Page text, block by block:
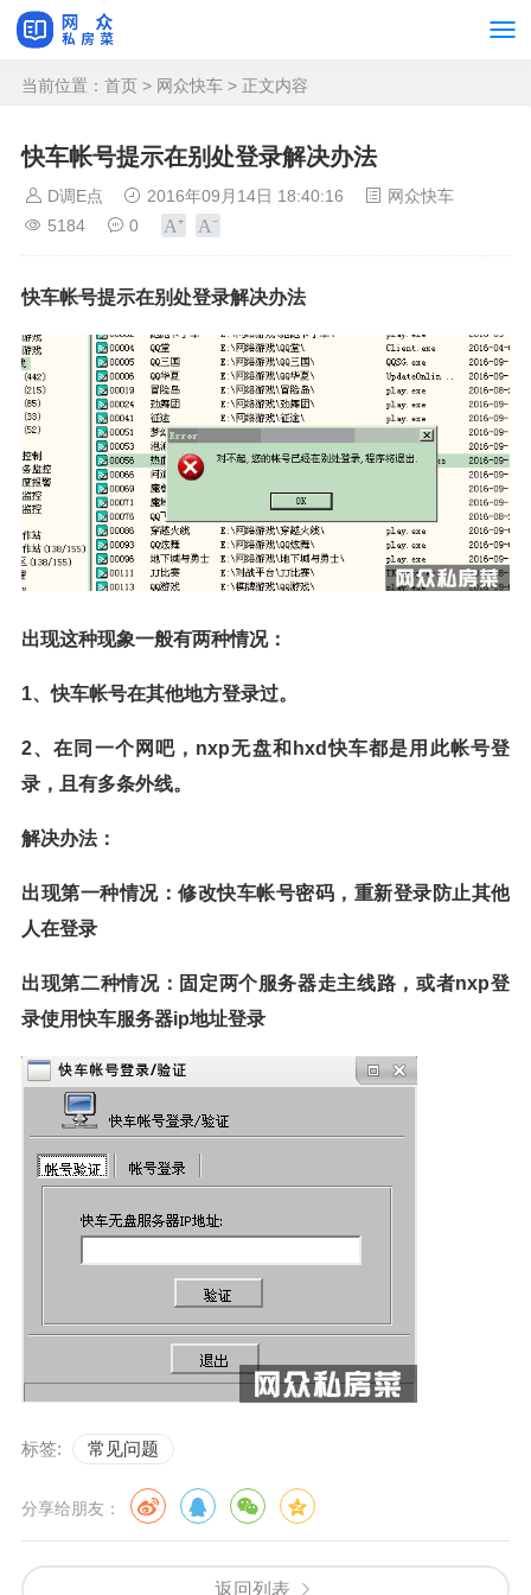
当前位置： 首页 > 网众快车 > 正文内容
快车帐号提示在别处登录解决办法
D调E点 2016年09月14日 18:40:16
网众快车
5184
0
快车帐号提示在别处登录解决办法
出现这种现象一般有两种情况：
1、快车帐号在其他地方登录过。
2、在同一个网吧，nxp无盘和hxd快车都是用此帐号登
录，且有多条外线。
解决办法：
出现第一种情况：修改快车帐号密码，重新登录防止其他
人在登录
出现第二种情况：固定两个服务器走主线路，或者nxp登
录使用快车服务器ip地址登录
标签: 常见问题
分享给朋友：
返回列表